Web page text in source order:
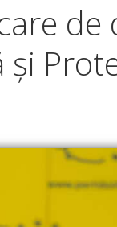
de